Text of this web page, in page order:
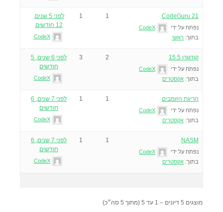
CodeGuru 21
נפתח על ידי
CodeX
בתוך: ראשי
1
1
לפני 5 שנים,
12 חודשים
CodeX
קודגורו 15.5
נפתח על ידי
CodeX
בתוך: אקסטרים
2
3
לפני 6 שנים, 5
חודשים
CodeX
הריגת הזומבים
נפתח על ידי
CodeX
בתוך: אקסטרים
1
1
לפני 7 שנים, 6
חודשים
CodeX
NASM
נפתח על ידי
CodeX
בתוך: אקסטרים
1
1
לפני 7 שנים, 6
חודשים
CodeX
מוצגים 5 דיונים – 1 עד 5 (מתוך 5 סה״כ)